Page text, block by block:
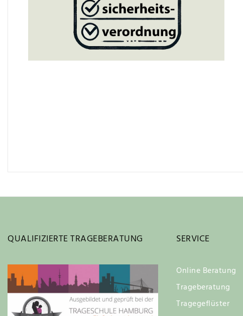
QUALIFIZIERTE TRAGEBERATUNG SERVICE
Online Beratung
Trageberatung
Tragegeflüster